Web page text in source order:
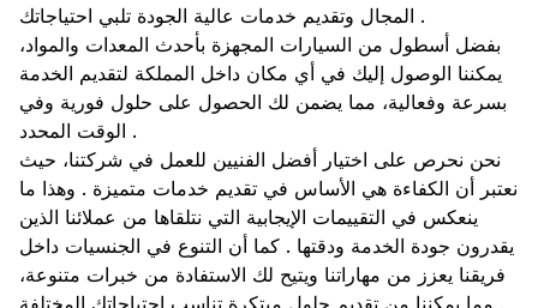
المجال وتقديم خدمات عالية الجودة تلبي احتياجاتك .
بفضل أسطول من السيارات المجهزة بأحدث المعدات والمواد،
يمكننا الوصول إليك في أي مكان داخل المملكة لتقديم الخدمة
بسرعة وفعالية، مما يضمن لك الحصول على حلول فورية وفي
الوقت المحدد .
نحن نحرص على اختيار أفضل الفنيين للعمل في شركتنا، حيث
نعتبر أن الكفاءة هي الأساس في تقديم خدمات متميزة . وهذا ما
ينعكس في التقييمات الإيجابية التي نتلقاها من عملائنا الذين
يقدرون جودة الخدمة ودقتها . كما أن التنوع في الجنسيات داخل
فريقنا يعزز من مهاراتنا ويتيح لك الاستفادة من خبرات متنوعة،
مما يمكننا من تقديم حلول مبتكرة تناسب احتياجاتك المختلفة .